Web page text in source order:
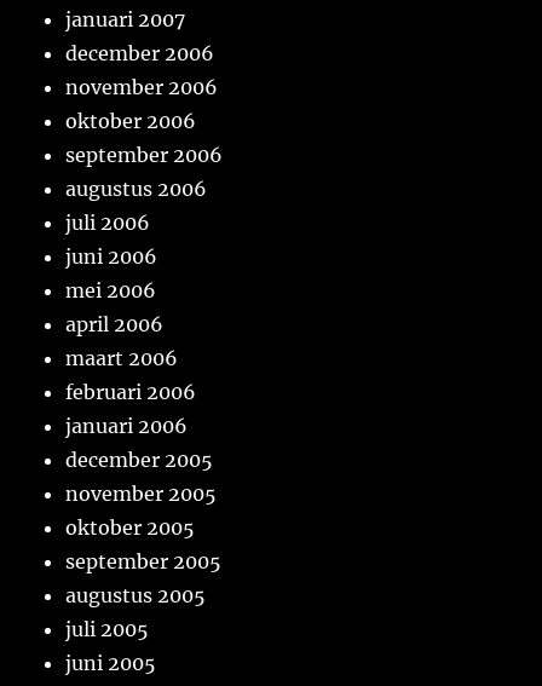
januari 2007
december 2006
november 2006
oktober 2006
september 2006
augustus 2006
juli 2006
juni 2006
mei 2006
april 2006
maart 2006
februari 2006
januari 2006
december 2005
november 2005
oktober 2005
september 2005
augustus 2005
juli 2005
juni 2005